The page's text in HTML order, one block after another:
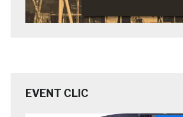
EVENT CLIC